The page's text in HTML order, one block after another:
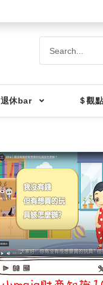
退休bar ＄觀點